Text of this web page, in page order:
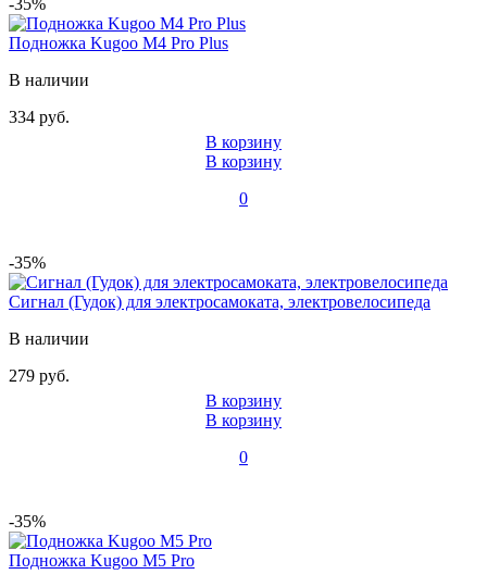
-35%
Подножка Kugoo M4 Pro Plus
В наличии
334 руб.
В корзину
В корзину
0
-35%
Сигнал (Гудок) для электросамоката, электровелосипеда
В наличии
279 руб.
В корзину
В корзину
0
-35%
Подножка Kugoo M5 Pro